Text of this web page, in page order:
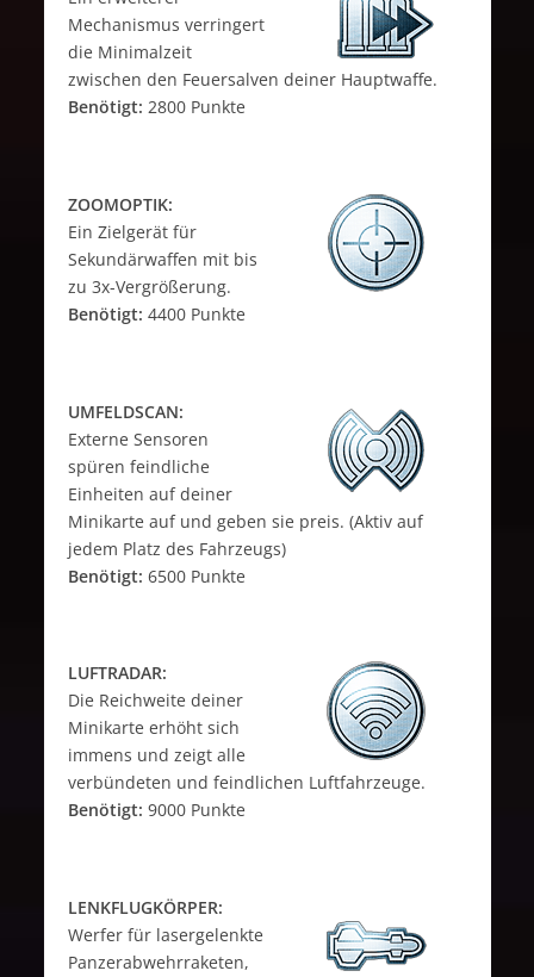
Mechanismus verringert
die Minimalzeit
zwischen den Feuersalven deiner Hauptwaffe.
Benötigt: 2800 Punkte
ZOOMOPTIK:
Ein Zielgerät für
Sekundärwaffen mit bis
zu 3x-Vergrößerung.
Benötigt: 4400 Punkte
UMFELDSCAN:
Externe Sensoren
spüren feindliche
Einheiten auf deiner
Minikarte auf und geben sie preis. (Aktiv auf
jedem Platz des Fahrzeugs)
Benötigt: 6500 Punkte
LUFTRADAR:
Die Reichweite deiner
Minikarte erhöht sich
immens und zeigt alle
verbündeten und feindlichen Luftfahrzeuge.
Benötigt: 9000 Punkte
LENKFLUGKÖRPER:
Werfer für lasergelenkte
Panzerabwehrraketen,